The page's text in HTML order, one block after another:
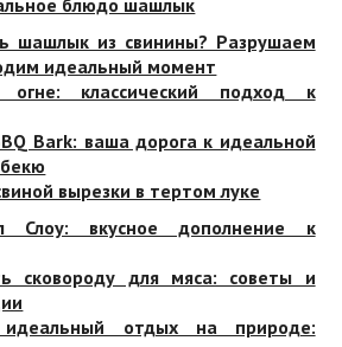
шашлык из свинины? Разрушаем
идеальный момент
классический подход к
Bark: ваша дорога к идеальной
вырезки в тертом луке
Слоу: вкусное дополнение к
сковороду для мяса: советы и
идеальный отдых на природе: